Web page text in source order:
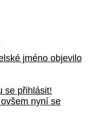
jméno objevilo
se přihlásit!
nyní se